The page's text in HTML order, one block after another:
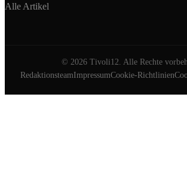
Alle Artikel
© 2026Tivoli12. Alle Rechte
RedaktionsteamImpressumCookie-Richtlinien